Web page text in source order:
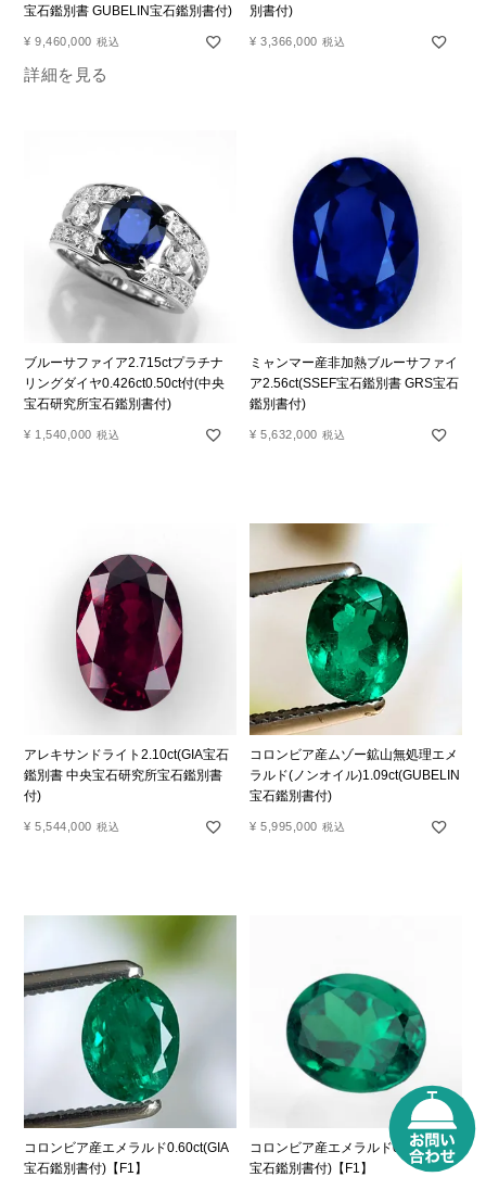
宝石鑑別書 GUBELIN宝石鑑別書付)
¥ 9,460,000 税込
詳細を見る
別書付)
¥ 3,366,000 税込
ブルーサファイア2.715ctプラチナ
リングダイヤ0.426ct0.50ct付(中央
宝石研究所宝石鑑別書付)
¥ 1,540,000 税込
ミャンマー産非加熱ブルーサファイ
ア2.56ct(SSEF宝石鑑別書 GRS宝石
鑑別書付)
¥ 5,632,000 税込
アレキサンドライト2.10ct(GIA宝石
鑑別書 中央宝石研究所宝石鑑別書
付)
¥ 5,544,000 税込
コロンビア産ムゾー鉱山無処理エメ
ラルド(ノンオイル)1.09ct(GUBELIN
宝石鑑別書付)
¥ 5,995,000 税込
コロンビア産エメラルド0.60ct(GIA
宝石鑑別書付)【F1】
コロンビア産エメラルド0.91ct(GIA
宝石鑑別書付)【F1】